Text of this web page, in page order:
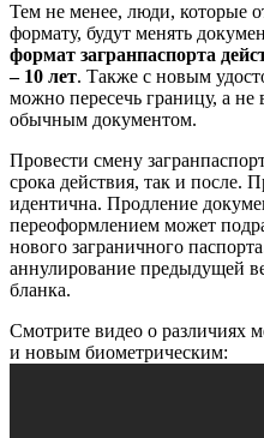
Тем не менее, люди, которые
формату, будут менять
формат загранпаспорта
– 10 лет. Также с новым
можно пересечь границу, а не
обычным документом.
Провести смену
срока действия, так и после.
идентична. Продление
переоформлением может
нового заграничного
аннулирование предыдущей
бланка.
Смотрите видео о различиях
и новым биометрическим: